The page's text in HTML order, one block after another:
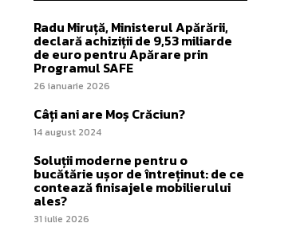
Radu Miruță, Ministerul Apărării,
declară achiziții de 9,53 miliarde
de euro pentru Apărare prin
Programul SAFE
26 ianuarie 2026
Câți ani are Moș Crăciun?
14 august 2024
Soluții moderne pentru o
bucătărie ușor de întreținut: de ce
contează finisajele mobilierului
ales?
31 iulie 2026